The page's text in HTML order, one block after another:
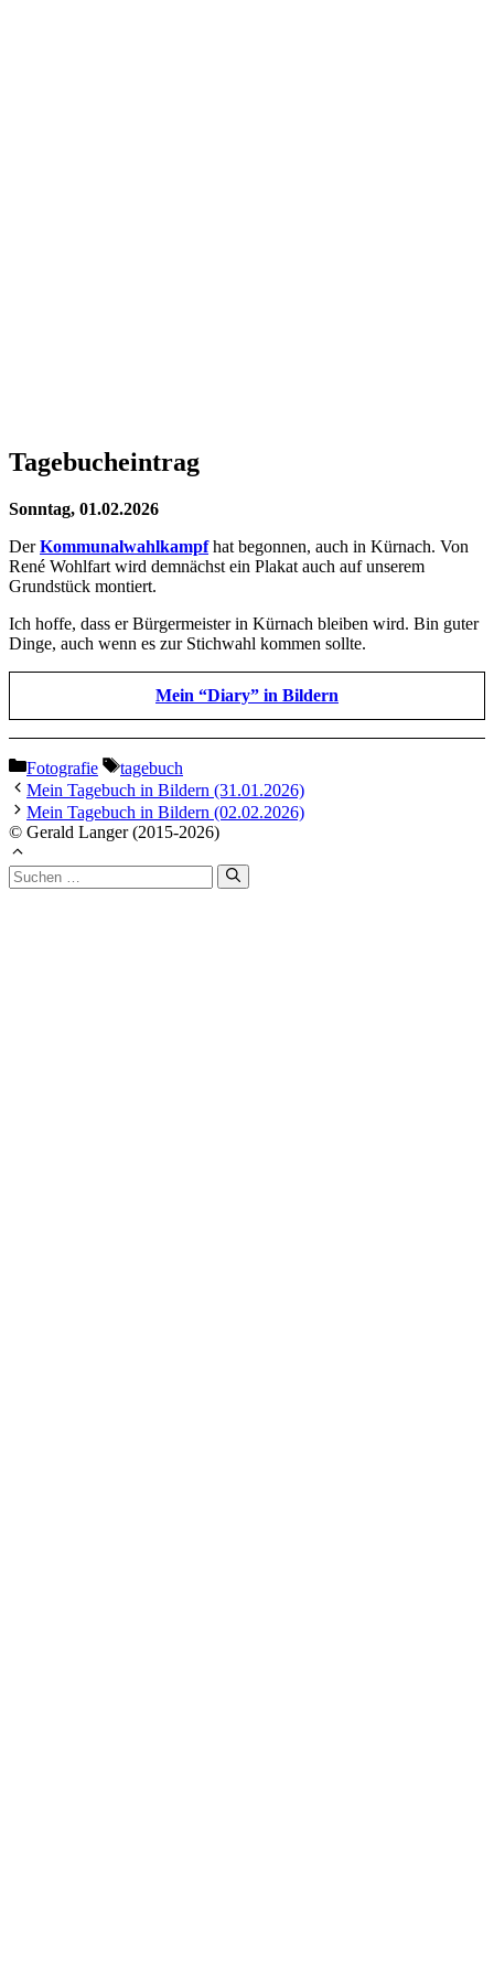
Tagebucheintrag
Sonntag, 01.02.2026
DerKommunalwahlkampfhat begonnen, auch in Kürnach. Von
René Wohlfart wird demnächst ein Plakat auch auf unserem
Grundstück montiert.
Ich hoffe, dass er Bürgermeister in Kürnach bleiben wird. Bin guter
Dinge, auch wenn es zur Stichwahl kommen sollte.
Mein “Diary” in Bildern
Kategorien
Fotografie Schlagwörter
tagebuch
Mein Tagebuch in Bildern (31.01.2026)
Mein Tagebuch in Bildern (02.02.2026)
© Gerald Langer (2015-2026)
Suchen
nach: